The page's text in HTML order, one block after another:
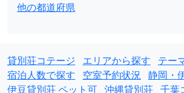
他の都道府県
貸別荘コテージ エリアから探す
テー
宿泊人数で探す
空室予約状況 静岡・
伊豆貸別荘 ペット可 沖縄貸別荘 千葉